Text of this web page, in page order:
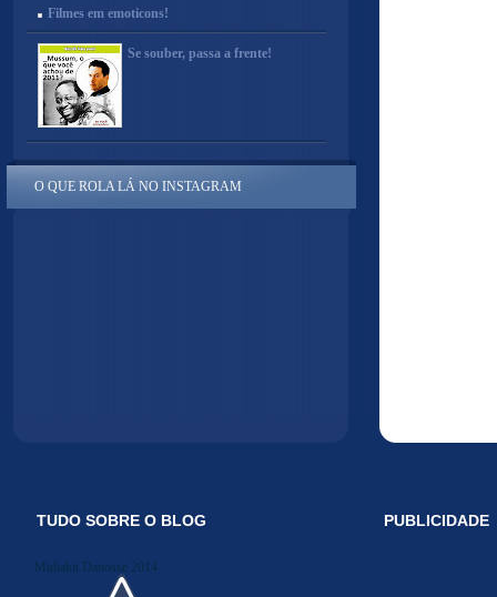
Filmes em emoticons!
Se souber, passa a frente!
O QUE ROLA LÁ NO INSTAGRAM
TUDO SOBRE O BLOG
Midiakit Danosse 2014
PUBLICIDADE